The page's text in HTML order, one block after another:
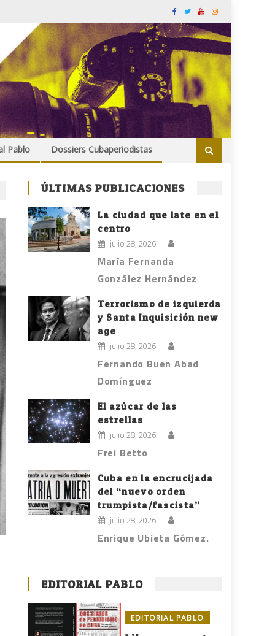
Pablo Dossiers Cubaperiodistas
ÚLTIMAS PUBLICACIONES
La ciudad que late en el
centro
julio 28, 2026
María Fernanda
González Hernández
Terrorismo de izquierda
y Santa Inquisición new
age
julio 28, 2026
Fernando Buen Abad
Domínguez
El azúcar de las
estrellas
julio 28, 2026
Frei Betto
Cuba en la encrucijada
del “nuevo orden
trumpista/fascista”
julio 28, 2026
Enrique Ubieta Gómez.
EDITORIAL PABLO
EDITORIAL PABLO